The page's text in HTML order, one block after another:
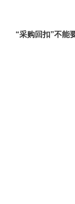
“采购回扣”不能